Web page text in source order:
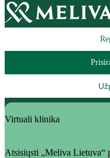
Virtuali klinika
Atsisiųsti „Meliva Lietuva“